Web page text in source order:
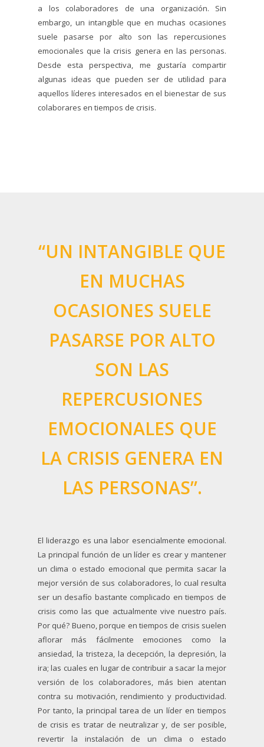
a los colaboradores de una organización. Sin
embargo, un intangible que en muchas ocasiones
suele pasarse por alto son las repercusiones
emocionales que la crisis genera en las personas.
Desde esta perspectiva, me gustaría compartir
algunas ideas que pueden ser de utilidad para
aquellos líderes interesados en el bienestar de sus
colaborares en tiempos de crisis.
“UN INTANGIBLE QUE
EN MUCHAS
OCASIONES SUELE
PASARSE POR ALTO
SON LAS
REPERCUSIONES
EMOCIONALES QUE
LA CRISIS GENERA EN
LAS PERSONAS”.
El liderazgo es una labor esencialmente emocional.
La principal función de un líder es crear y mantener
un clima o estado emocional que permita sacar la
mejor versión de sus colaboradores, lo cual resulta
ser un desafío bastante complicado en tiempos de
crisis como las que actualmente vive nuestro país.
Por qué? Bueno, porque en tiempos de crisis suelen
aflorar más fácilmente emociones como la
ansiedad, la tristeza, la decepción, la depresión, la
ira; las cuales en lugar de contribuir a sacar la mejor
versión de los colaboradores, más bien atentan
contra su motivación, rendimiento y productividad.
Por tanto, la principal tarea de un líder en tiempos
de crisis es tratar de neutralizar y, de ser posible,
revertir la instalación de un clima o estado